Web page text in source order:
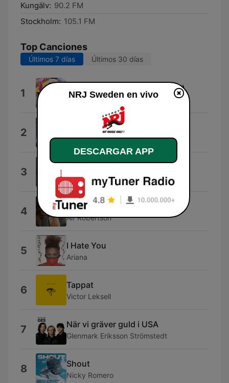
Kungälv: 90.2 FM
Stockholm: 105.1 FM
Top Canciones
Últimos 7 días Últimos 30 días
1 Turn The Lights Off (feat. Jon)
KATO
2 Dai Dai Dai
Robertino
3 Midnight Sun
Petter Larsson
4 Balladen om tusen spänn
Alf Robertson
5 I Hate You
Ariana
6 Tappat
Victor Leksell
7 När vi gräver guld i USA
Glenmark Eriksson Strömstedt
8 Shout
Nicky Romero
NRJ Sweden en vivo
DESCARGAR APP